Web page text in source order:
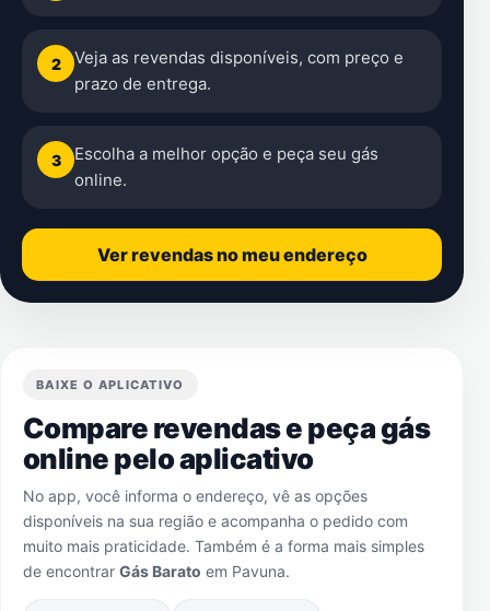
2
Veja as revendas disponíveis, com preço e
prazo de entrega.
3
Escolha a melhor opção e peça seu gás
online.
Ver revendas no meu endereço
BAIXE O APLICATIVO
Compare revendas e peça gás
online pelo aplicativo
No app, você informa o endereço, vê as opções
disponíveis na sua região e acompanha o pedido com
muito mais praticidade. Também é a forma mais simples
de encontrar Gás Barato em Pavuna.